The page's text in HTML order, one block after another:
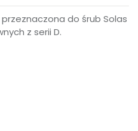
przeznaczona do śrub Solas
z serii D.